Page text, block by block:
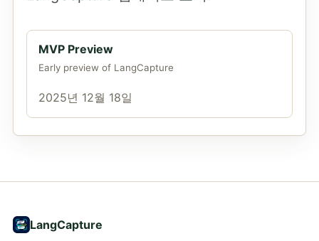
MVP Preview
Early preview of LangCapture
2025년 12월 18일
LangCapture